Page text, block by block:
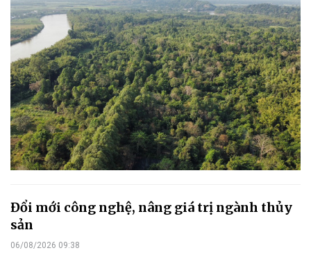
Đổi mới công nghệ, nâng giá trị ngành thủy
sản
06/08/2026 09:38